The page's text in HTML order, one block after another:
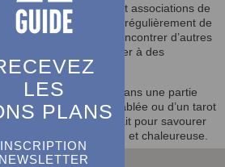
LES
PLANS
INSCRIPTION
NEWSLETTER
plus loin, des clubs et associations de
d’Arcachon
accueillent régulièrement de
sont parfaits pour rencontrer d’autres
et participer à des
et à vous lancer dans une partie
d’une belote endiablée ou d’un tarot
est l’endroit parfait pour savourer
ambiance conviviale et chaleureuse.